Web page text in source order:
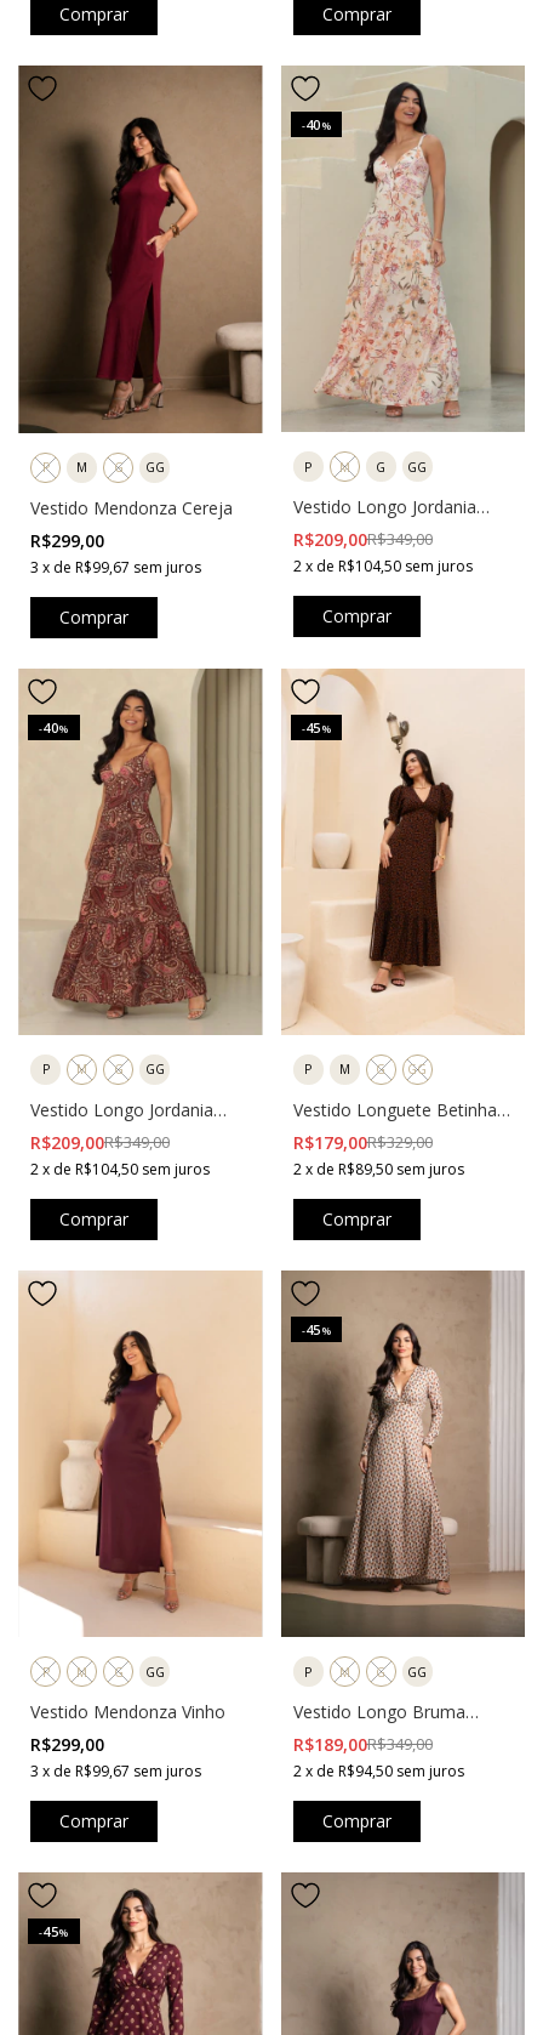
Comprar Comprar
P M G GG
Vestido Mendonza Cereja
R$299,00
3 x de R$99,67 sem juros
Comprar
-40%
P M G GG
Vestido Longo Jordania
Bege
R$209,00R$349,00
2 x de R$104,50 sem juros
Comprar
-40%
P M G GG
Vestido Longo Jordania
Marrom
R$209,00R$349,00
2x de R$104,50 sem juros
Comprar
-45%
P M G GG
Vestido Longuete Betinha
Estampado Oncinha
R$179,00R$329,00
2 x de R$89,50 sem juros
Comprar
P M G GG
Vestido Mendonza Vinho
R$299,00
3 x de R$99,67 sem juros
Comprar
-45%
P M G GG
Vestido Longo Bruma
Estampado Bege
R$189,00R$349,00
2 x de R$94,50 sem juros
Comprar
-45%